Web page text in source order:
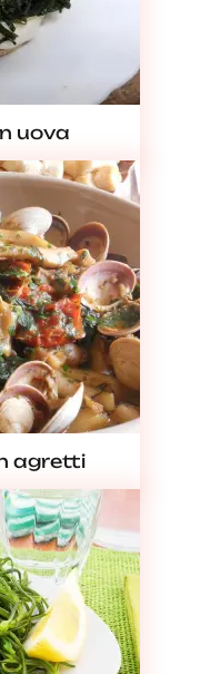
uova
agretti